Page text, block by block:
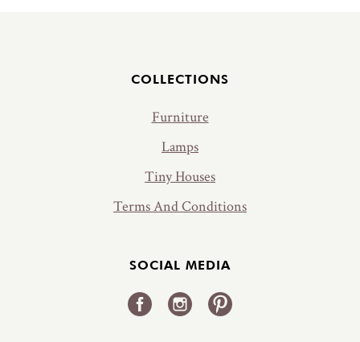
COLLECTIONS
Furniture
Lamps
Tiny Houses
Terms And Conditions
SOCIAL MEDIA